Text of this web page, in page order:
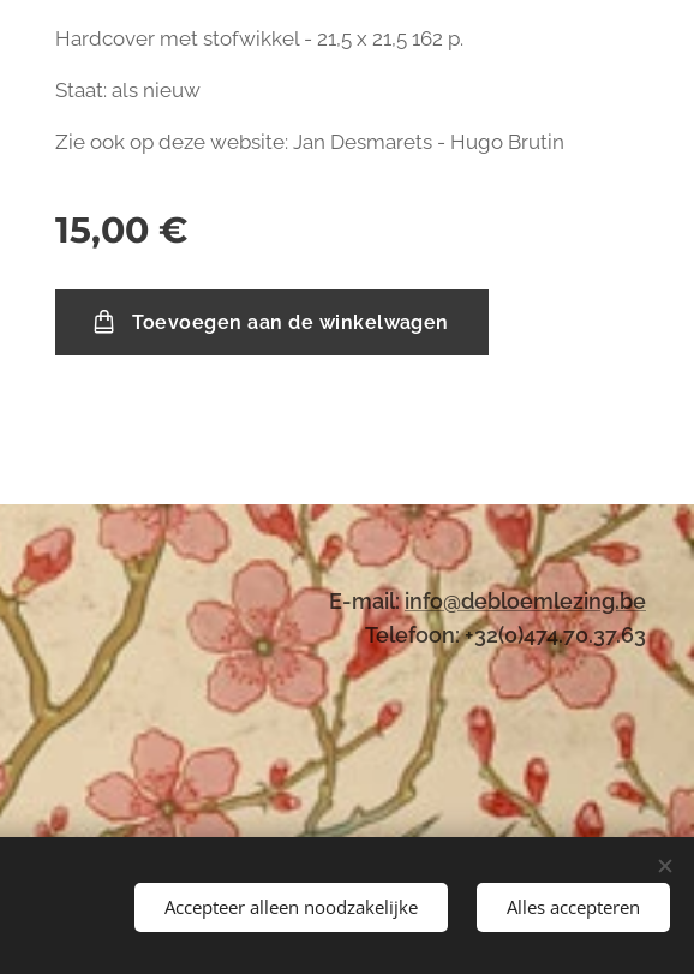
Hardcover met stofwikkel - 21,5 x 21,5 162 p.
Staat: als nieuw
Zie ook op deze website: Jan Desmarets - Hugo Brutin
15,00 €
Toevoegen aan de winkelwagen
E-mail:info@debloemlezing.be
Telefoon: +32(0)474.70.37.63
Accepteer alleen noodzakelijke Alles accepteren